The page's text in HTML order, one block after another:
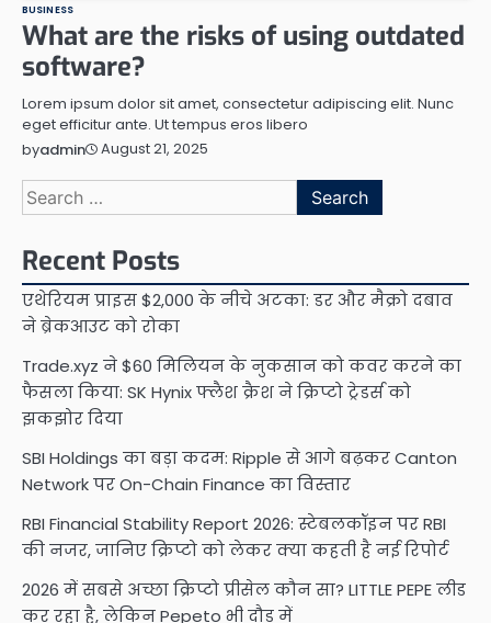
BUSINESS
What are the risks of using outdated
software?
Lorem ipsum dolor sit amet, consectetur adipiscing elit. Nunc
eget efficitur ante. Ut tempus eros libero
byadmin August 21, 2025
Search
for:
Recent Posts
एथेरियम प्राइस $2,000 के नीचे अटका: डर और मैक्रो दबाव
ने ब्रेकआउट को रोका
Trade.xyz ने $60 मिलियन के नुकसान को कवर करने का
फैसला किया: SK Hynix फ्लैश क्रैश ने क्रिप्टो ट्रेडर्स को
झकझोर दिया
SBI Holdings का बड़ा कदम: Ripple से आगे बढ़कर Canton
Network पर On-Chain Finance का विस्तार
RBI Financial Stability Report 2026: स्टेबलकॉइन पर RBI
की नजर, जानिए क्रिप्टो को लेकर क्या कहती है नई रिपोर्ट
2026 में सबसे अच्छा क्रिप्टो प्रीसेल कौन सा? LITTLE PEPE लीड
कर रहा है, लेकिन Pepeto भी दौड़ में